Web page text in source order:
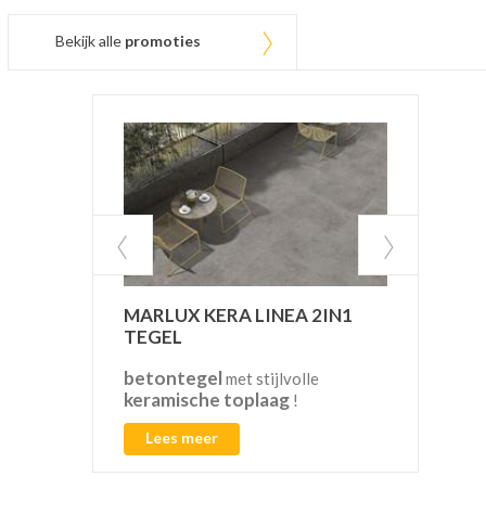
Bekijk alle promoties
MARLUX KERA LINEA 2IN1
TEGEL
betontegelmet stijlvolle
keramische toplaag !
Lees meer